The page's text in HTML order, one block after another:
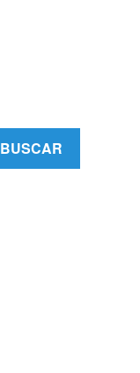
BUSCAR